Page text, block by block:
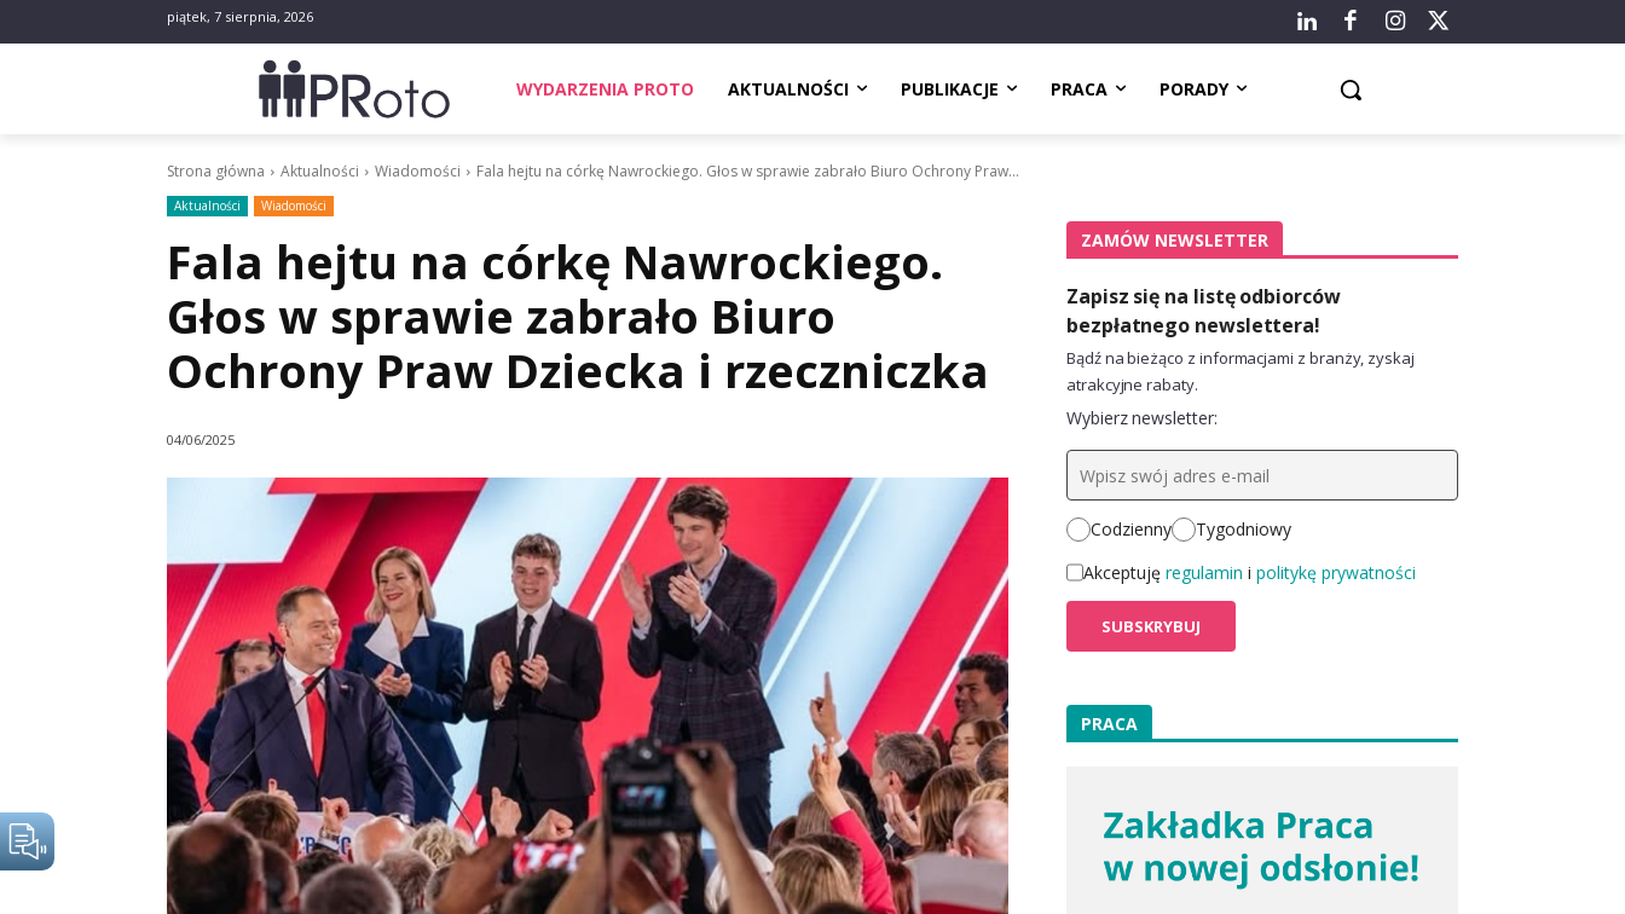
piątek, 7 sierpnia, 2026
WYDARZENIA PROTO AKTUALNOŚCI PUBLIKACJE PRACA PORADY
Strona główna Aktualności Wiadomości Fala hejtu na córkę Nawrockiego. Głos w sprawie zabrało Biuro Ochrony Praw...
Aktualności Wiadomości
Fala hejtu na córkę Nawrockiego.
Głos w sprawie zabrało Biuro
Ochrony Praw Dziecka i rzeczniczka
04/06/2025
ZAMÓW NEWSLETTER
Zapisz się na listę odbiorców
bezpłatnego newslettera!
Bądź na bieżąco z informacjami z branży, zyskaj
atrakcyjne rabaty.
Wybierz newsletter:
Codzienny
Tygodniowy
Akceptuję regulamin i politykę prywatności
PRACA